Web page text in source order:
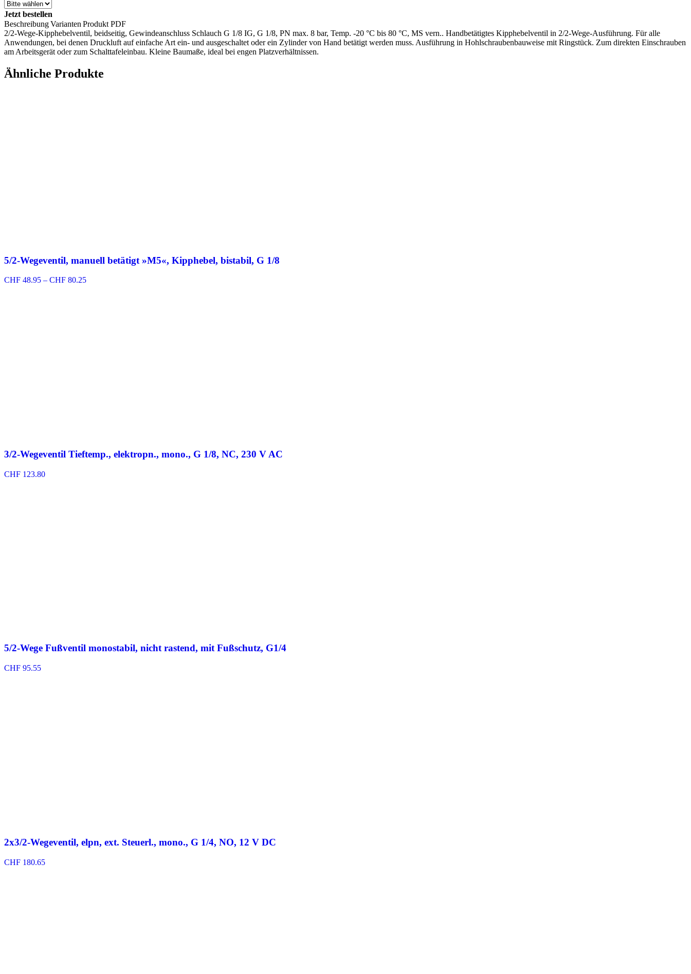
Jetzt bestellen
BeschreibungVarianten Produkt PDF
2/2-Wege-Kipphebelventil, beidseitig, Gewindeanschluss Schlauch G 1/8 IG, G 1/8, PN max. 8 bar, Temp. -20 °C bis 80 °C, MS vern.. Handbetätigtes Kipphebelventil in 2/2-Wege-Ausführung. Für alle
Anwendungen, bei denen Druckluft auf einfache Art ein- und ausgeschaltet oder ein Zylinder von Hand betätigt werden muss. Ausführung in Hohlschraubenbauweise mit Ringstück. Zum direkten Einschrauben
am Arbeitsgerät oder zum Schalttafeleinbau. Kleine Baumaße, ideal bei engen Platzverhältnissen.
Ähnliche Produkte
5/2-Wegeventil, manuell betätigt »M5«, Kipphebel, bistabil, G 1/8
CHF 48.95 – CHF 80.25Preisspanne:
3/2-Wegeventil Tieftemp., elektropn., mono., G 1/8, NC, 230 V AC
CHF 123.80
5/2-Wege Fußventil monostabil, nicht rastend, mit Fußschutz, G1/4
CHF 95.55
2x3/2-Wegeventil, elpn, ext. Steuerl., mono., G 1/4, NO, 12 V DC
CHF 180.65